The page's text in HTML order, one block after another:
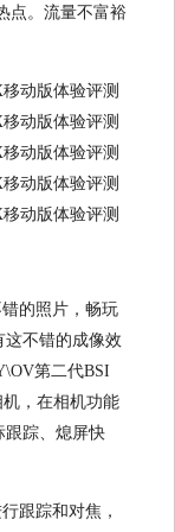
点。流量不富裕
的照片，畅玩
这不错的成像效
第二代BSI
机，在相机功能
跟踪、熄屏快
跟踪和对焦，